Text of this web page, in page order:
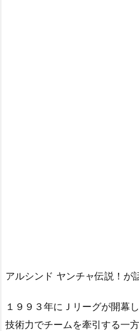
アルシンド ヤンチャ伝説！が
１９９３年にＪリーグが開幕
技術力でチームを牽引する一